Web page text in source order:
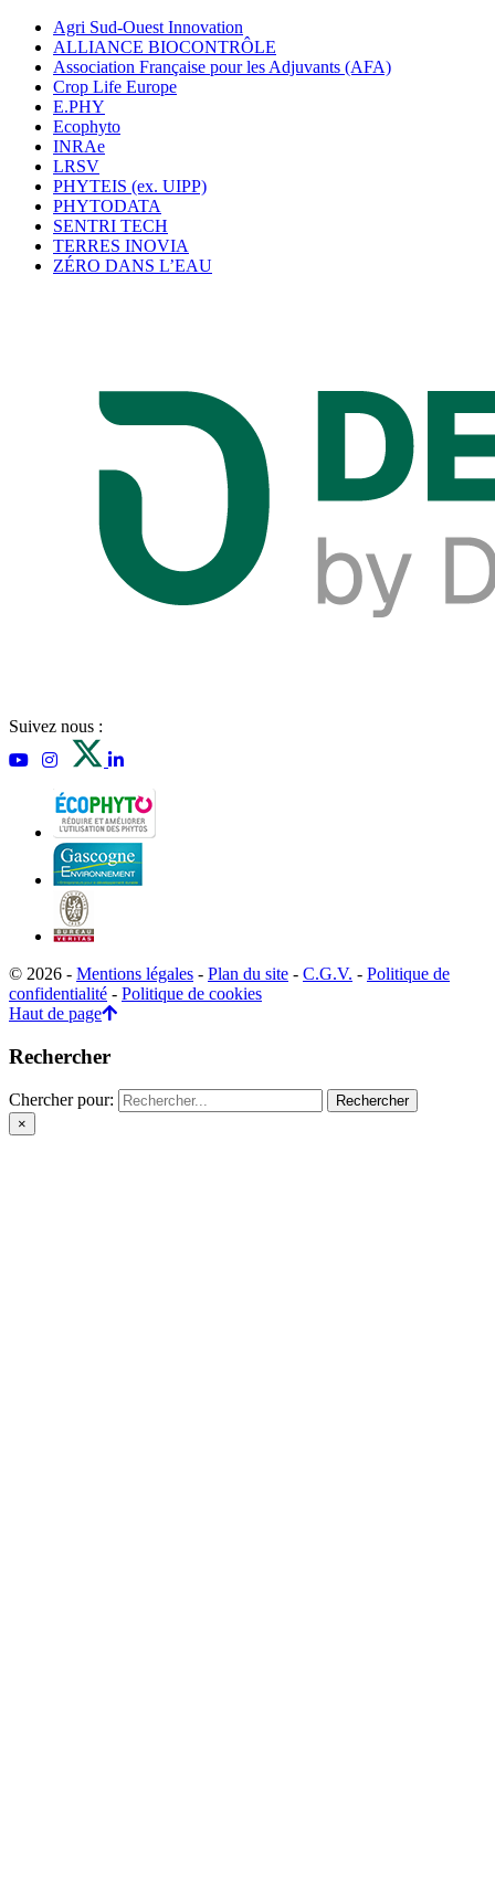
Agri Sud-Ouest Innovation
ALLIANCE BIOCONTRÔLE
Association Française pour les Adjuvants (AFA)
Crop Life Europe
E.PHY
Ecophyto
INRAe
LRSV
PHYTEIS (ex. UIPP)
PHYTODATA
SENTRI TECH
TERRES INOVIA
ZÉRO DANS L’EAU
Suivez nous :
© 2026 - Mentions légales - Plan du site - C.G.V. - Politique de
confidentialité - Politique de cookies
Haut de page
Rechercher
Chercher pour:
×